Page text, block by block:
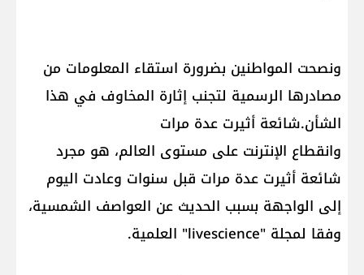
ونصحت المواطنين بضرورة استقاء المعلومات من
مصادرها الرسمية لتجنب إثارة المخاوف في هذا
الشأن.شائعة أثيرت عدة مرات
وانقطاع الإنترنت على مستوى العالم، هو مجرد
شائعة أثيرت عدة مرات قبل سنوات وعادت اليوم
إلى الواجهة بسبب الحديث عن العواصف الشمسية،
وفقا لمجلة "livescience" العلمية.